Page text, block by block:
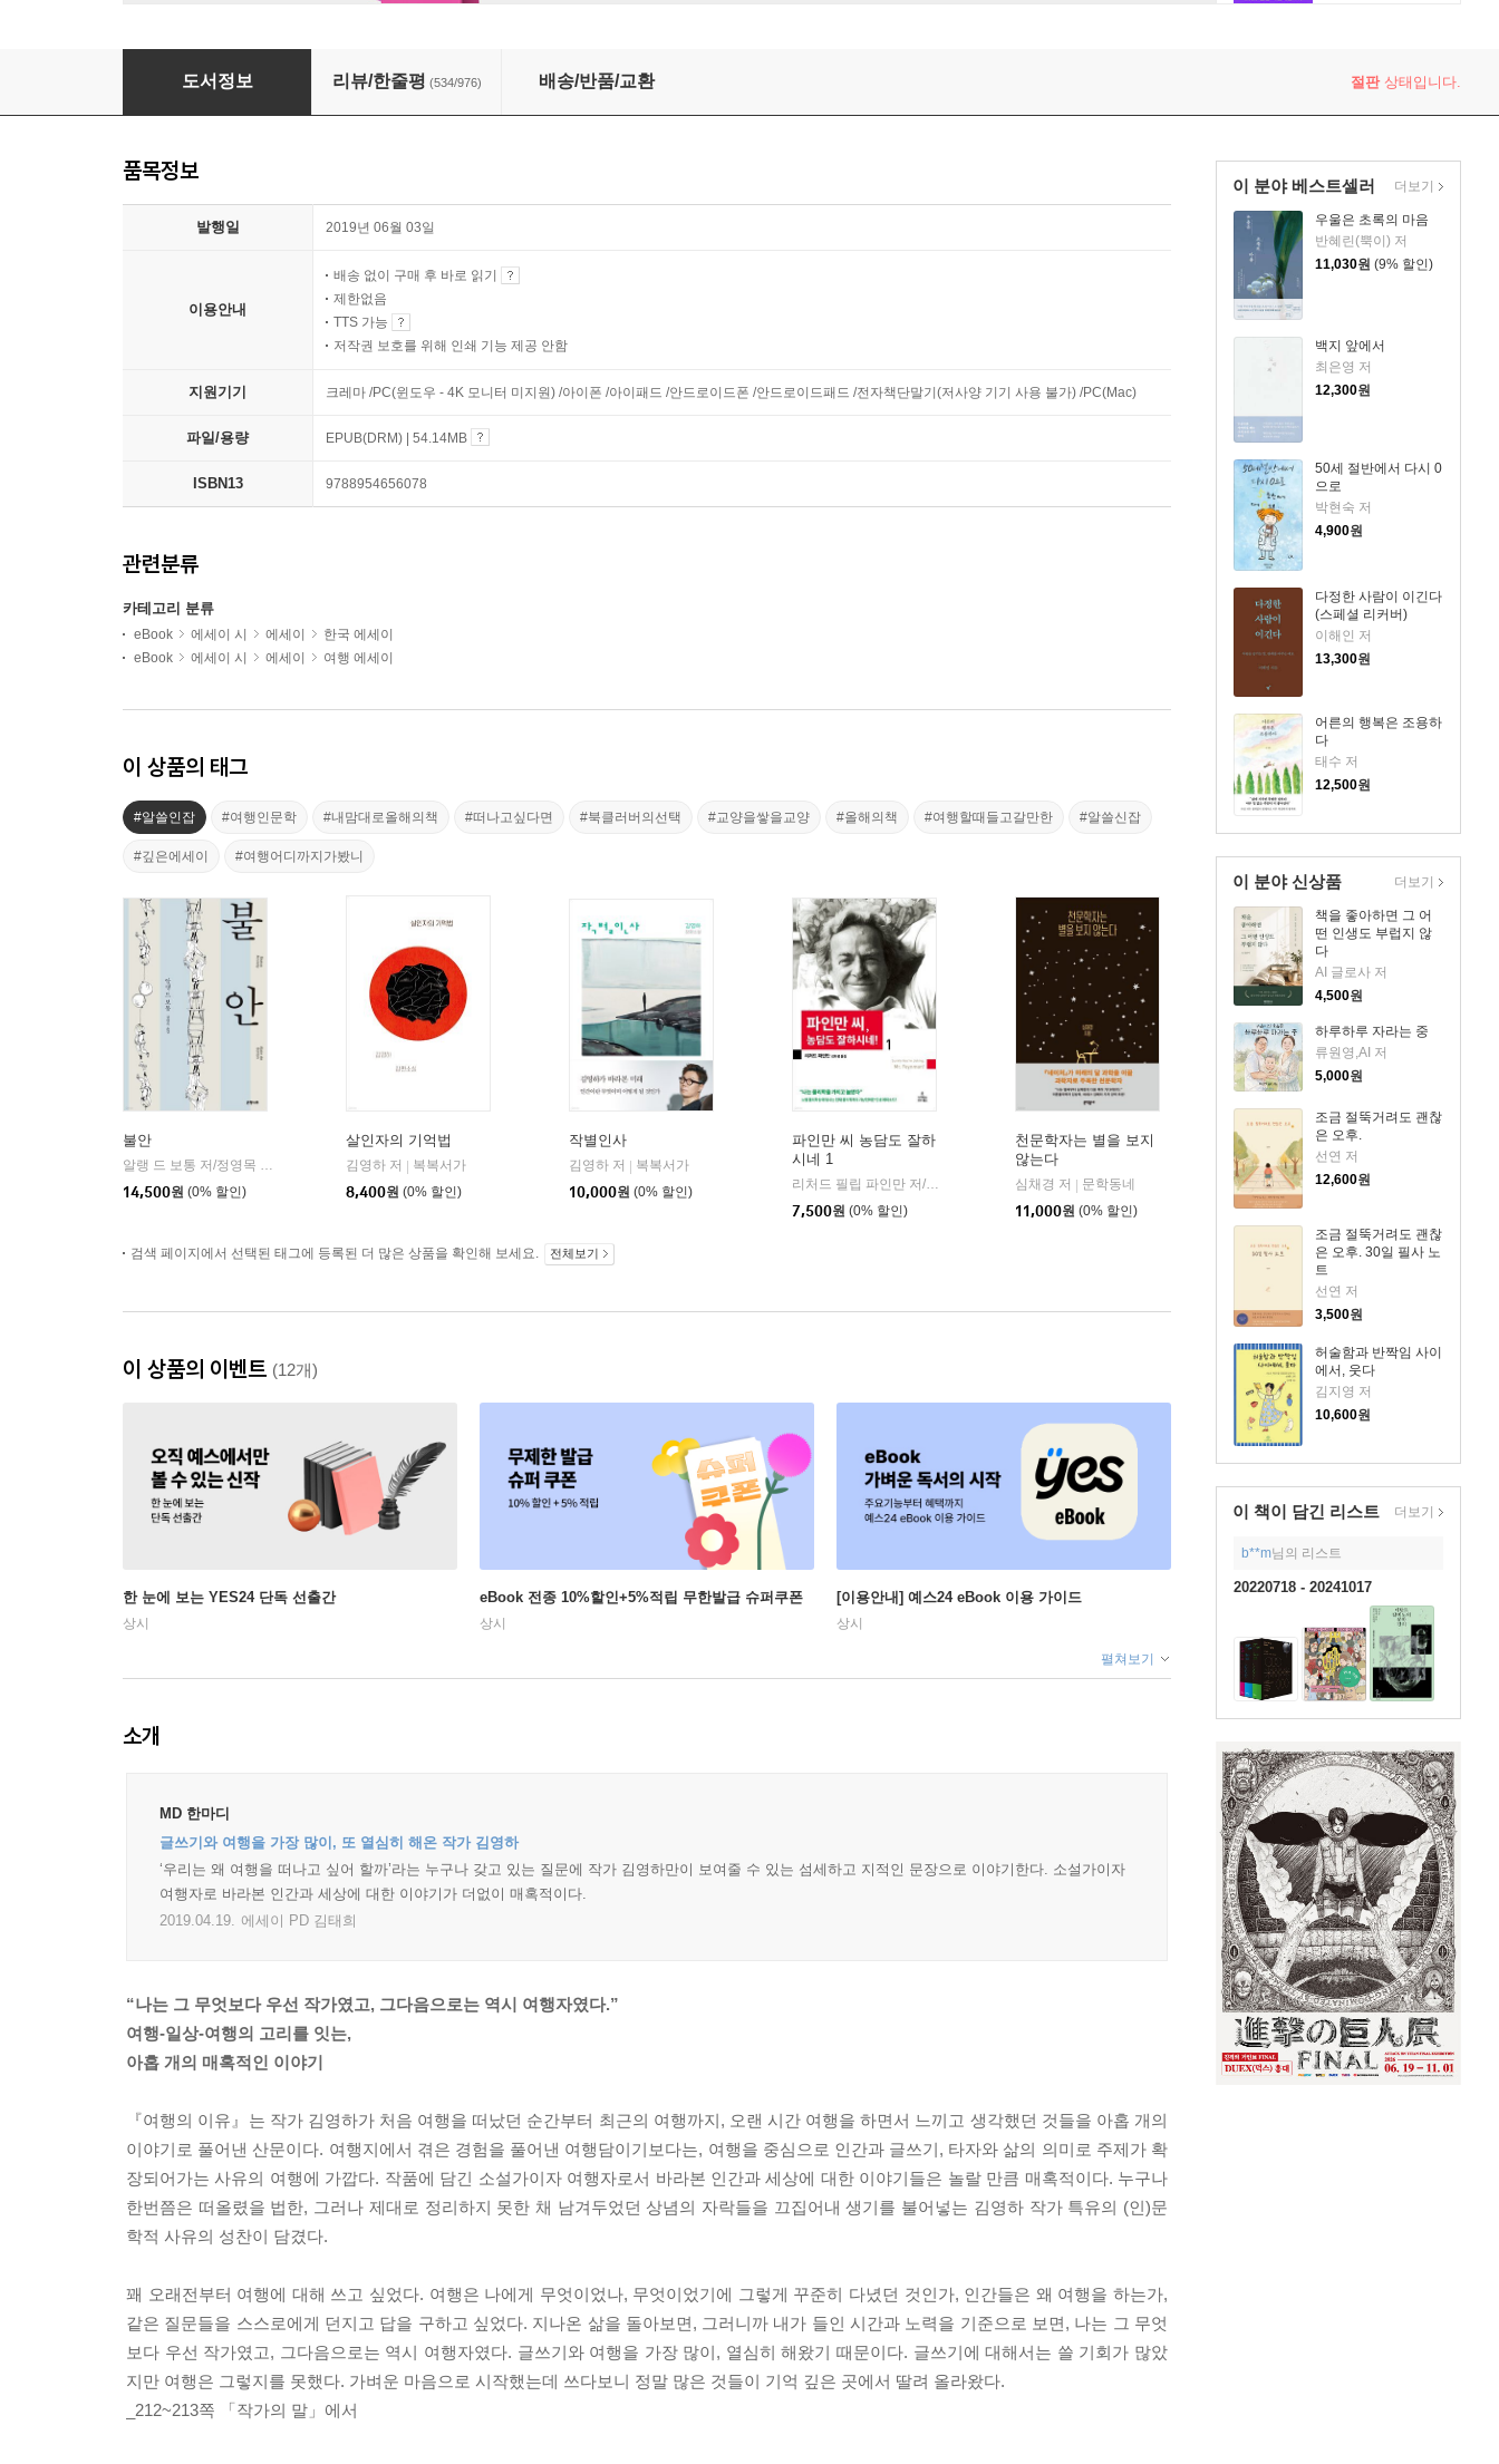
여행의 이유
도서정보 리뷰/한줄평 (534/976) 배송/반품/교환 절판상태입니다.
이 분야 베스트셀러
우울은 초록의 마음
반혜린(뿍이) 저
11,030원 (9% 할인)
백지 앞에서
최은영 저
12,300원
50세 절반에서 다시 0
으로
박현숙 저
4,900원
다정한 사람이 이긴다
(스페셜 리커버)
이해인 저
13,300원
어른의 행복은 조용하
다
태수 저
12,500원
더보기
이 분야 신상품
책을 좋아하면 그 어
떤 인생도 부럽지 않
다
AI 글로사 저
4,500원
하루하루 자라는 중
류원영,AI 저
5,000원
조금 절뚝거려도 괜찮
은 오후.
선연 저
12,600원
조금 절뚝거려도 괜찮
은 오후. 30일 필사 노
트
선연 저
3,500원
허술함과 반짝임 사이
에서, 웃다
김지영 저
10,600원
더보기
이 책이 담긴 리스트 더보기
b**m님의 리스트
20220718 - 20241017
품목정보
발행일 2019년 06월 03일
이용안내
배송 없이 구매 후 바로 읽기
제한없음
TTS 가능
저작권 보호를 위해 인쇄 기능 제공 안함
지원기기 크레마 /PC(윈도우 - 4K 모니터 미지원) /아이폰 /아이패드 /안드로이드폰 /안드로이드패드 /전자책단말기(저사양 기기 사용 불가) /PC(Mac)
파일/용량 EPUB(DRM) | 54.14MB
ISBN13 9788954656078
관련분류
카테고리 분류
eBook 에세이 시 에세이
한국 에세이
eBook
에세이 시 에세이 여행 에세이
이 상품의 태그
#알쓸인잡 #여행인문학 #내맘대로올해의책 #떠나고싶다면 #북클러버의선택 #교양을쌓을교양 #올해의책 #여행할때들고갈만한 #알쓸신잡
#깊은에세이 #여행어디까지가봤니
불안
알랭 드 보통 저/정영목 역
14,500원 (0% 할인)
살인자의 기억법
김영하 저
복복서가
8,400원 (0% 할인)
작별인사
김영하 저
복복서가
10,000원 (0% 할인)
파인만 씨 농담도 잘하
시네 1
리처드 필립 파인만 저/김희봉 역
사이언스북스
7,500원 (0% 할인)
천문학자는 별을 보지
않는다
심채경 저
문학동네
11,000원 (0% 할인)
검색 페이지에서 선택된 태그에 등록된 더 많은 상품을 확인해 보세요. 전체보기
이 상품의 이벤트 (12개)
한 눈에 보는 YES24 단독 선출간
상시
eBook 전종 10%할인+5%적립 무한발급 슈퍼쿠폰
상시
[이용안내] 예스24 eBook 이용 가이드
상시
펼쳐보기
소개
MD 한마디
글쓰기와 여행을 가장 많이, 또 열심히 해온 작가 김영하
‘우리는 왜 여행을 떠나고 싶어 할까’라는 누구나 갖고 있는 질문에 작가 김영하만이 보여줄 수 있는 섬세하고 지적인 문장으로 이야기한다. 소설가이자
여행자로 바라본 인간과 세상에 대한 이야기가 더없이 매혹적이다.
2019.04.19. 에세이 PD 김태희
“나는 그 무엇보다 우선 작가였고, 그다음으로는 역시 여행자였다.”
여행-일상-여행의 고리를 잇는,
아홉 개의 매혹적인 이야기
『여행의 이유』는 작가 김영하가 처음 여행을 떠났던 순간부터 최근의 여행까지, 오랜 시간 여행을 하면서 느끼고 생각했던 것들을 아홉 개의
이야기로 풀어낸 산문이다. 여행지에서 겪은 경험을 풀어낸 여행담이기보다는, 여행을 중심으로 인간과 글쓰기, 타자와 삶의 의미로 주제가 확
장되어가는 사유의 여행에 가깝다. 작품에 담긴 소설가이자 여행자로서 바라본 인간과 세상에 대한 이야기들은 놀랄 만큼 매혹적이다. 누구나
한번쯤은 떠올렸을 법한, 그러나 제대로 정리하지 못한 채 남겨두었던 상념의 자락들을 끄집어내 생기를 불어넣는 김영하 작가 특유의 (인)문
학적 사유의 성찬이 담겼다.
꽤 오래전부터 여행에 대해 쓰고 싶었다. 여행은 나에게 무엇이었나, 무엇이었기에 그렇게 꾸준히 다녔던 것인가, 인간들은 왜 여행을 하는가,
같은 질문들을 스스로에게 던지고 답을 구하고 싶었다. 지나온 삶을 돌아보면, 그러니까 내가 들인 시간과 노력을 기준으로 보면, 나는 그 무엇
보다 우선 작가였고, 그다음으로는 역시 여행자였다. 글쓰기와 여행을 가장 많이, 열심히 해왔기 때문이다. 글쓰기에 대해서는 쓸 기회가 많았
지만 여행은 그렇지를 못했다. 가벼운 마음으로 시작했는데 쓰다보니 정말 많은 것들이 기억 깊은 곳에서 딸려 올라왔다.
_212~213쪽 「작가의 말」에서